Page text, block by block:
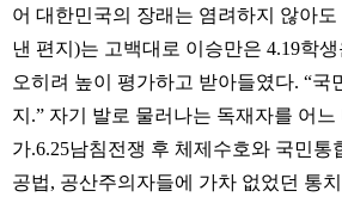
어 대한민국의 장래는 염려하지 않아도
낸 편지)는 고백대로 이승만은 4.19학
오히려 높이 평가하고 받아들였다. “국
지.” 자기 발로 물러나는 독재자를 어느
가.6.25남침전쟁 후 체제수호와 국민통
공법, 공산주의자들에 가차 없었던 통